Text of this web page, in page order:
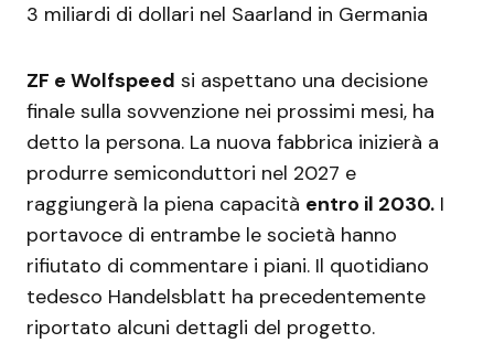
3 miliardi di dollari nel Saarland in Germania
ZF e Wolfspeed si aspettano una decisione
finale sulla sovvenzione nei prossimi mesi, ha
detto la persona. La nuova fabbrica inizierà a
produrre semiconduttori nel 2027 e
raggiungerà la piena capacità entro il 2030. I
portavoce di entrambe le società hanno
rifiutato di commentare i piani. Il quotidiano
tedesco Handelsblatt ha precedentemente
riportato alcuni dettagli del progetto.